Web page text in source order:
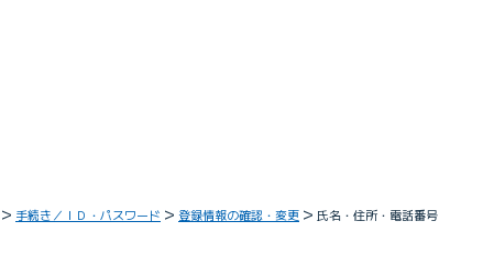
手続き／ＩＤ・パスワード 登録情報の確認・変更 氏名・住所・電話番号